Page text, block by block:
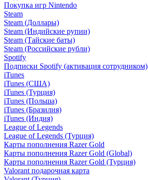
Покупка игр Nintendo
Steam
Steam (Доллары)
Steam (Индийские рупии)
Steam (Тайские баты)
Steam (Российские рубли)
Spotify
Подписки Spotify (активация сотрудником)
iTunes
iTunes (США)
iTunes (Турция)
iTunes (Польша)
iTunes (Бразилия)
iTunes (Индия)
League of Legends
League of Legends (Турция)
Карты пополнения Razer Gold
Карты пополнения Razer Gold (Global)
Карты пополнения Razer Gold (Турция)
Valorant подарочная карта